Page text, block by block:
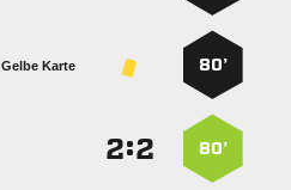
80’
Gelbe Karte
80’
: